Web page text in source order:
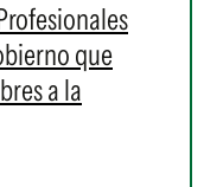
que
a la